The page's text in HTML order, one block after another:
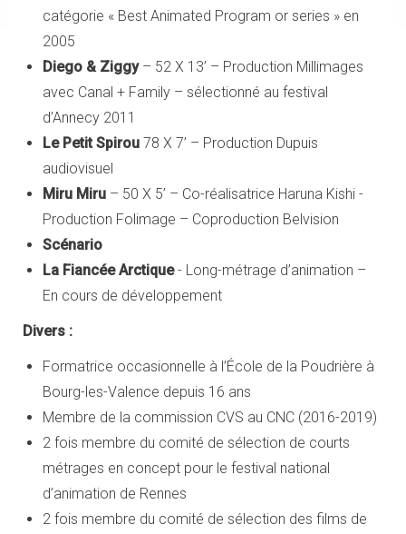
catégorie « Best Animated Program or series » en
2005
Diego & Ziggy – 52 X 13’ – Production Millimages
avec Canal + Family – sélectionné au festival
d’Annecy 2011
Le Petit Spirou 78 X 7’ – Production Dupuis
audiovisuel
Miru Miru – 50 X 5’ – Co-réalisatrice Haruna Kishi -
Production Folimage – Coproduction Belvision
Scénario
La Fiancée Arctique- Long-métrage d’animation –
En cours de développement
Divers :
Formatrice occasionnelle à l’École de la Poudrière à
Bourg-les-Valence depuis 16 ans
Membre de la commission CVS au CNC (2016-2019)
2 fois membre du comité de sélection de courts
métrages en concept pour le festival national
d’animation de Rennes
2 fois membre du comité de sélection des films de